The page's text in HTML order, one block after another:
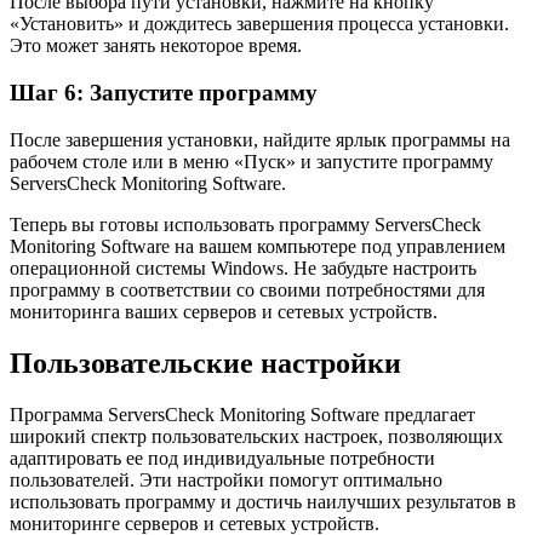
«Установить» и дождитесь завершения процесса установки.
Это может занять некоторое время.
Шаг 6: Запустите программу
После завершения установки, найдите ярлык программы на
рабочем столе или в меню «Пуск» и запустите программу
ServersCheck Monitoring Software.
Теперь вы готовы использовать программу ServersCheck
Monitoring Software на вашем компьютере под управлением
операционной системы Windows. Не забудьте настроить
программу в соответствии со своими потребностями для
мониторинга ваших серверов и сетевых устройств.
Пользовательские настройки
Программа ServersCheck Monitoring Software предлагает
широкий спектр пользовательских настроек, позволяющих
адаптировать ее под индивидуальные потребности
пользователей. Эти настройки помогут оптимально
использовать программу и достичь наилучших результатов в
мониторинге серверов и сетевых устройств.